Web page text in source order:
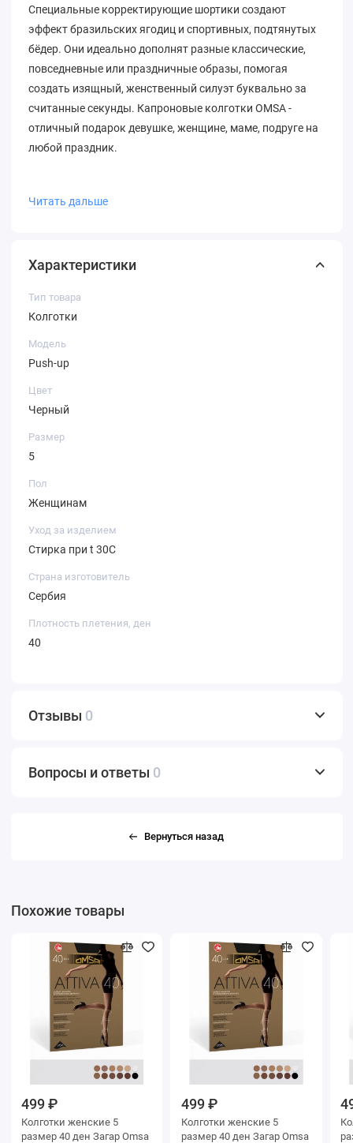
Специальные корректирующие шортики создают
эффект бразильских ягодиц и спортивных, подтянутых
бёдер. Они идеально дополнят разные классические,
повседневные или праздничные образы, помогая
создать изящный, женственный силуэт буквально за
считанные секунды. Капроновые колготки OMSA -
отличный подарок девушке, женщине, маме, подруге на
любой праздник.
Читать дальше
Характеристики
Тип товара
Колготки
Модель
Push-up
Цвет
Черный
Размер
5
Пол
Женщинам
Уход за изделием
Стирка при t 30С
Страна изготовитель
Сербия
Плотность плетения, ден
40
Отзывы 0
Вопросы и ответы 0
Вернуться назад
Похожие товары
499 ₽
Колготки женские 5
размер 40 ден Загар Omsa
499 ₽
Колготки женские 5
размер 40 ден Загар Omsa